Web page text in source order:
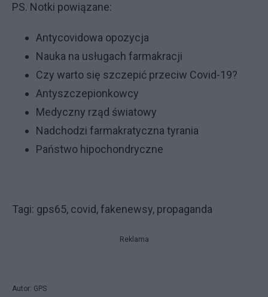
PS. Notki powiązane:
Antycovidowa opozycja
Nauka na usługach farmakracji
Czy warto się szczepić przeciw Covid-19?
Antyszczepionkowcy
Medyczny rząd światowy
Nadchodzi farmakratyczna tyrania
Państwo hipochondryczne
Tagi: gps65, covid, fakenewsy, propaganda
Reklama
Autor: GPS